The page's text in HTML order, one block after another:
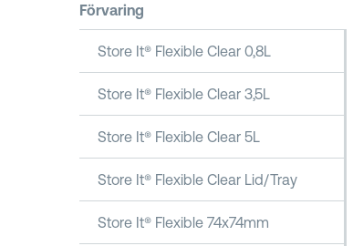
Förvaring
Store It® Flexible Clear 0,8L
Store It® Flexible Clear 3,5L
Store It® Flexible Clear 5L
Store It® Flexible Clear Lid/Tray
Store It® Flexible 74x74mm